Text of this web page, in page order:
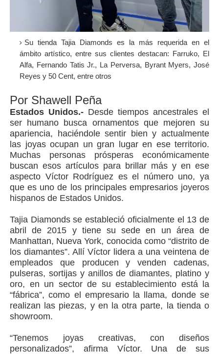
Su tienda Tajia Diamonds es la más requerida en el
ámbito artístico, entre sus clientes destacan: Farruko, El
Alfa, Fernando Tatis Jr., La Perversa, Byrant Myers, José
Reyes y 50 Cent, entre otros
Por Shawell Peña
Estados Unidos.- Desde tiempos ancestrales el
ser humano busca ornamentos que mejoren su
apariencia, haciéndole sentir bien y actualmente
las joyas ocupan un gran lugar en ese territorio.
Muchas personas prósperas económicamente
buscan esos artículos para brillar más y en ese
aspecto Víctor Rodríguez es el número uno, ya
que es uno de los principales empresarios joyeros
hispanos de Estados Unidos.
Tajia Diamonds se estableció oficialmente el 13 de
abril de 2015 y tiene su sede en un área de
Manhattan, Nueva York, conocida como “distrito de
los diamantes”. Allí Víctor lidera a una veintena de
empleados que producen y venden cadenas,
pulseras, sortijas y anillos de diamantes, platino y
oro, en un sector de su establecimiento está la
“fábrica”, como el empresario la llama, donde se
realizan las piezas, y en la otra parte, la tienda o
showroom.
“Tenemos joyas creativas, con diseños
personalizados”, afirma Víctor. Una de sus